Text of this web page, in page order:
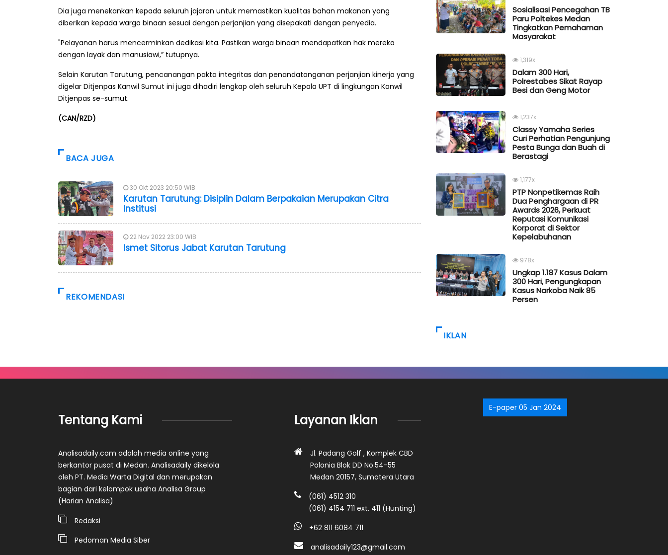
Dia juga menekankan kepada seluruh jajaran untuk memastikan kualitas bahan makanan yang
diberikan kepada warga binaan sesuai dengan perjanjian yang disepakati dengan penyedia.
"Pelayanan harus mencerminkan dedikasi kita. Pastikan warga binaan mendapatkan hak mereka
dengan layak dan manusiawi,” tutupnya.
Selain Karutan Tarutung, pencanangan pakta integritas dan penandatanganan perjanjian kinerja yang
digelar Ditjenpas Kanwil Sumut ini juga dihadiri lengkap oleh seluruh Kepala UPT di lingkungan Kanwil
Ditjenpas se-sumut.
(CAN/RZD)
BACA JUGA
30 Okt 2023 20:50 WIB
Karutan Tarutung: Disiplin Dalam Berpakaian Merupakan Citra
Institusi
22 Nov 2022 23:00 WIB
Ismet Sitorus Jabat Karutan Tarutung
REKOMENDASI
Sosialisasi Pencegahan TB
Paru Poltekes Medan
Tingkatkan Pemahaman
Masyarakat
1,319x
Dalam 300 Hari,
Polrestabes Sikat Rayap
Besi dan Geng Motor
1,237x
Classy Yamaha Series
Curi Perhatian Pengunjung
Pesta Bunga dan Buah di
Berastagi
1,177x
PTP Nonpetikemas Raih
Dua Penghargaan di PR
Awards 2026, Perkuat
Reputasi Komunikasi
Korporat di Sektor
Kepelabuhanan
978x
Ungkap 1.187 Kasus Dalam
300 Hari, Pengungkapan
Kasus Narkoba Naik 85
Persen
IKLAN
Tentang Kami
Analisadaily.com adalah media online yang
berkantor pusat di Medan. Analisadaily dikelola
oleh PT. Media Warta Digital dan merupakan
bagian dari kelompok usaha Analisa Group
(Harian Analisa)
Redaksi
Pedoman Media Siber
Layanan Iklan
Jl. Padang Golf , Komplek CBD
Polonia Blok DD No.54-55
Medan 20157, Sumatera Utara
(061) 4512 310
(061) 4154 711 ext. 411 (Hunting)
+62 811 6084 711
analisadaily123@gmail.com
E-paper 05 Jan 2024